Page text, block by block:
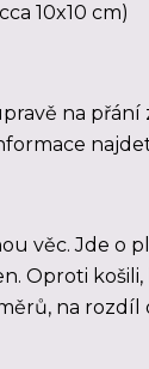
10x10 cm)
na přání
věc. Jde o
Oproti
na rozdíl